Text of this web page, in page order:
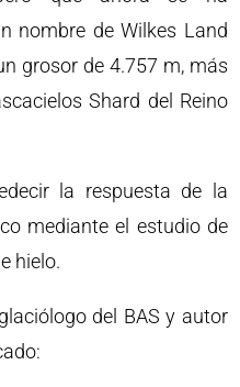
nombre de Wilkes Land
grosor de 4.757 m, más
Shard del Reino
la respuesta de la
mediante el estudio de
hielo.
del BAS y autor